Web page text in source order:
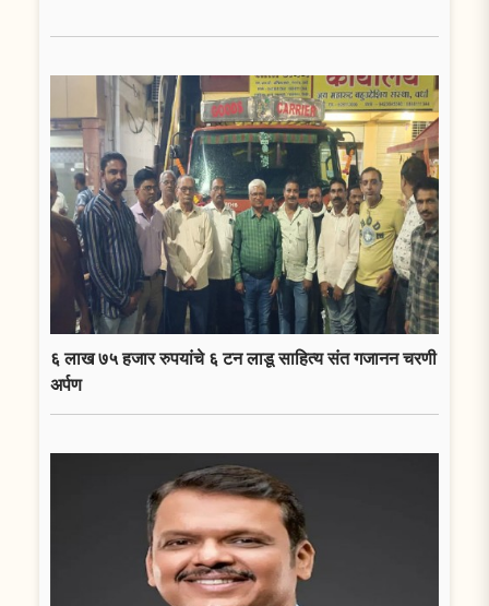
६ लाख ७५ हजार रुपयांचे ६ टन लाडू साहित्य संत गजानन चरणी
अर्पण